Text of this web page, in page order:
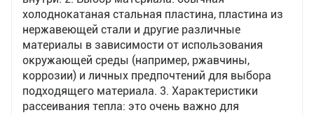
холоднокатаная стальная пластина, пластина из
нержавеющей стали и другие различные
материалы в зависимости от использования
окружающей среды (например, ржавчины,
коррозии) и личных предпочтений для выбора
подходящего материала. 3. Характеристики
рассеивания тепла: это очень важно для